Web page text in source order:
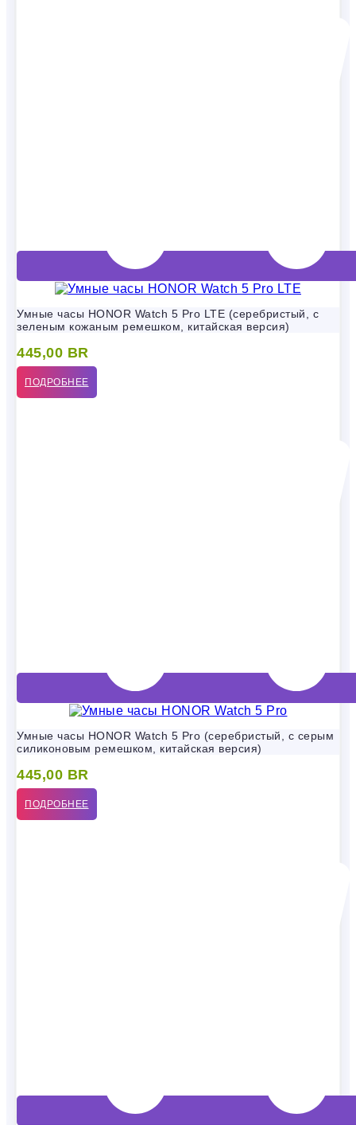
Умные часы HONOR Watch 5 Pro LTE (серебристый, с
зеленым кожаным ремешком, китайская версия)
445,00 BR
ПОДРОБНЕЕ
Умные часы HONOR Watch 5 Pro (серебристый, с серым
силиконовым ремешком, китайская версия)
445,00 BR
ПОДРОБНЕЕ